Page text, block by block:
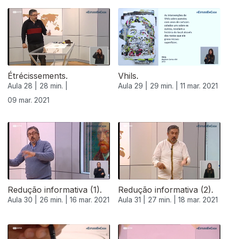
Étrécissements.
Aula 28 |
28 min. |
09 mar. 2021
Vhils.
Aula 29 | 29 min. | 11 mar. 2021
Redução informativa (1).
Aula 30 | 26 min. | 16 mar. 2021
Redução informativa (2).
Aula 31 | 27 min. | 18 mar. 2021